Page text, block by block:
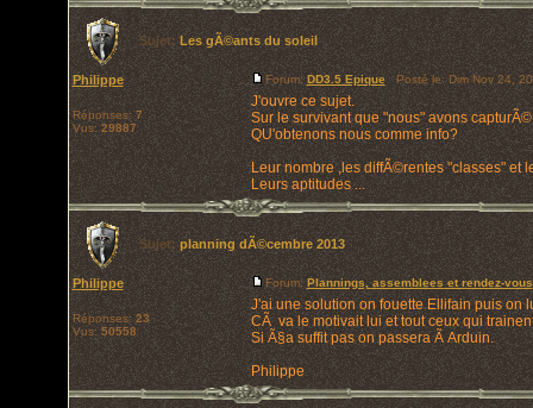
Sujet:Les gÃ©ants du soleil
Philippe
Réponses:7
Vus:29887
Forum:DD3.5 Epique Posté le: Dim Nov 24,
J'ouvre ce sujet.
Sur le survivant que "nous" avons
QU'obtenons nous comme info?
Leur nombre ,les diffÃ©rentes "classes" et
Leurs aptitudes ...
Sujet:planning dÃ©cembre 2013
Philippe
Réponses:23
Vus:50558
Forum:Plannings, assemblees et rendez-vous
J'ai une solution on fouette Ellifain puis on
CÃ va le motivait lui et tout ceux qui
Si Ã§a suffit pas on passera Ã Arduin.
Philippe